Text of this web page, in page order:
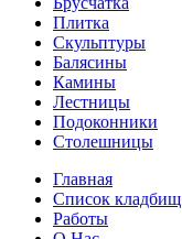
Плитка
Скульптуры
Балясины
Камины
Лестницы
Подоконники
Столешницы
Главная
Список кладбищ
Работы